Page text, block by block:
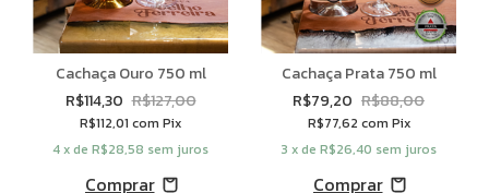
Cachaça Ouro 750 ml
R$114,30 R$127,00
R$112,01 com Pix
4x de R$28,58 sem juros
Cachaça Prata 750 ml
R$79,20 R$88,00
R$77,62 com Pix
3 x de R$26,40 sem juros